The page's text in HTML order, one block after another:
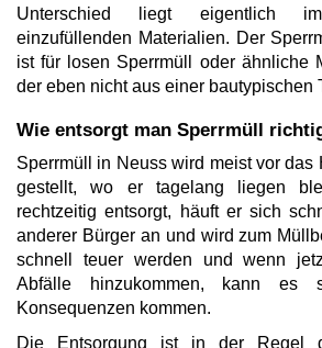
Unterschied liegt eigentlich
einzufüllenden Materialien. Der
ist für losen Sperrmüll oder ähnliche
der eben nicht aus einer bautypischen
Wie entsorgt man Sperrmüll
Sperrmüll in Neuss wird meist vor das
gestellt, wo er tagelang liegen
rechtzeitig entsorgt, häuft er sich
anderer Bürger an und wird zum
schnell teuer werden und wenn
Abfälle hinzukommen, kann es
Konsequenzen kommen.
Die Entsorgung ist in der Regel